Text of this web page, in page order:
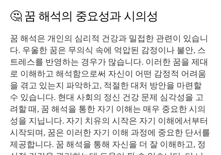
🤔 꿈 해석의 중요성과 시의성
꿈 해석은 개인의 심리적 건강과 밀접한 관련이 있습니
다. 우울한 꿈은 무의식 속에 억압된 감정이나 불안, 스
트레스를 반영하는 경우가 많습니다. 이러한 꿈을 제대
로 이해하고 해석함으로써 자신이 어떤 감정적 어려움
을 겪고 있는지 파악하고, 적절한 대처 방안을 마련할
수 있습니다. 현대 사회의 정신 건강 문제 심각성을 고
려할 때, 꿈 해석을 통한 자기 이해는 매우 중요한 시의
성을 지닙니다. 자기 치유의 시작은 자기 이해에서부터
시작되며, 꿈은 이러한 자기 이해 과정에 중요한 단서를
제공합니다. 꿈 해석을 통해 자신을 더 잘 이해하고, 정